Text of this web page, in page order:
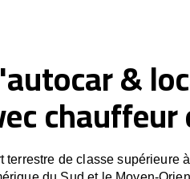
&
chauffeur
terrestre de classe supérieure